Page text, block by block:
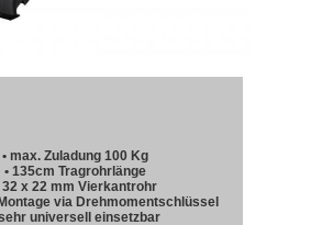
• max. Zuladung 100 Kg
• 135cm Tragrohrlänge
32 x 22 mm Vierkantrohr
via Drehmomentschlüssel
sehr universell einsetzbar